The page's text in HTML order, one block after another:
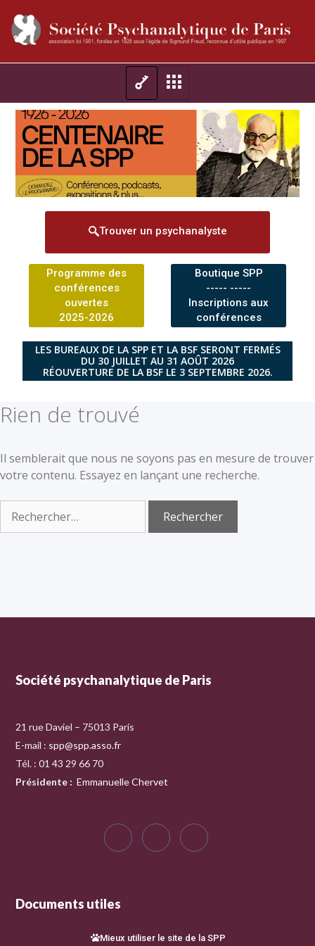
Trouver un psychanalyste
Programme des
conférences
ouvertes
2025-2026
Boutique SPP
----- -----
Inscriptions aux
conférences
LES BUREAUX DE LA SPP ET LA BSF SERONT FERMÉS
DU 30 JUILLET AU 31 AOÛT 2026
RÉOUVERTURE DE LA BSF LE 3 SEPTEMBRE 2026.
Rien de trouvé
Il semblerait que nous ne soyons pas en mesure de trouver
votre contenu. Essayez en lançant une recherche.
Société psychanalytique de Paris
21 rue Daviel – 75013 Paris
E-mail : spp@spp.asso.fr
Tél. : 01 43 29 66 70
Présidente : Emmanuelle Chervet
Documents utiles
Mieux utiliser le site de la SPP